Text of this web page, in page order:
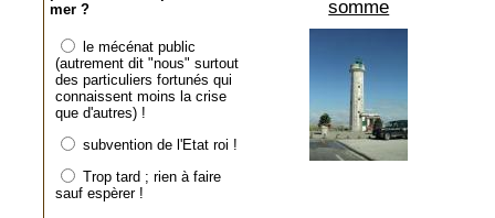
mer ?
le mécénat public
(autrement dit "nous" surtout
des particuliers fortunés qui
connaissent moins la crise
que d'autres) !
subvention de l'Etat roi !
Trop tard ; rien à faire
sauf espèrer !
somme